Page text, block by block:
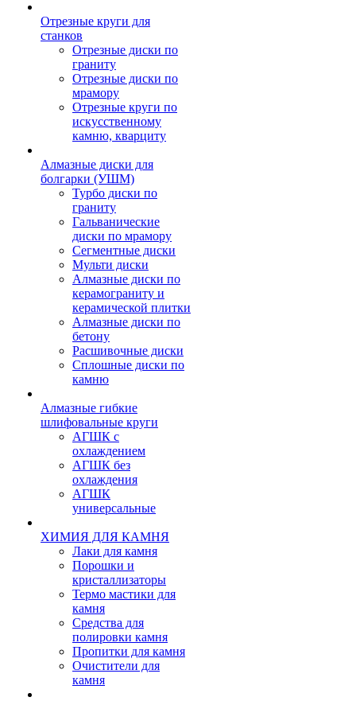
Отрезные круги для
станков
Отрезные диски по
граниту
Отрезные диски по
мрамору
Отрезные круги по
искусственному
камню, кварциту
Алмазные диски для
болгарки (УШМ)
Турбо диски по
граниту
Гальванические
диски по мрамору
Сегментные диски
Мульти диски
Алмазные диски по
керамограниту и
керамической плитки
Алмазные диски по
бетону
Расшивочные диски
Сплошные диски по
камню
Алмазные гибкие
шлифовальные круги
АГШК с
охлаждением
АГШК без
охлаждения
АГШК
универсальные
ХИМИЯ ДЛЯ КАМНЯ
Лаки для камня
Порошки и
кристаллизаторы
Термо мастики для
камня
Средства для
полировки камня
Пропитки для камня
Очистители для
камня